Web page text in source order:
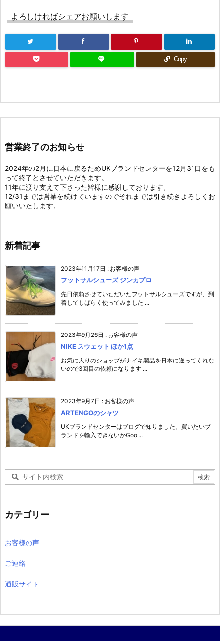
よろしければシェアお願いします
Copy
営業終了のお知らせ
2024年の2月に日本に戻るためUKブランドセンターを12月31日をも
って終了とさせていただきます。
11年に渡り支えて下さった皆様に感謝しております。
12/31までは営業を続けていますのでそれまでは引き続きよろしくお
願いいたします。
新着記事
2023年11月17日 : お客様の声
フットサルシューズ ジンカプロ
先日依頼させていただいたフットサルシューズですが、到
着してしばらく使ってみました ...
2023年9月26日 : お客様の声
NIKE スウェット ほか1点
お気に入りのショップがナイキ製品を日本に送ってくれな
いので3回目の依頼になります ...
2023年9月7日 : お客様の声
ARTENGOのシャツ
UKブランドセンターはブログで知りました。買いたいブ
ランドを輸入できないかGoo ...
カテゴリー
お客様の声
ご連絡
通販サイト